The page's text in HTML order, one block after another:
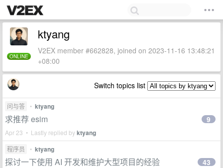
ONLINE
ktyang
V2EX member #662828, joined on 2023-11-16 13:48:21
+08:00
Switch topics list
问与答 • ktyang
求推荐 esim
Apr 23 • Lastly replied byktyang
9
程序员 • ktyang
探讨一下使用 AI 开发和维护大型项目的经验 43